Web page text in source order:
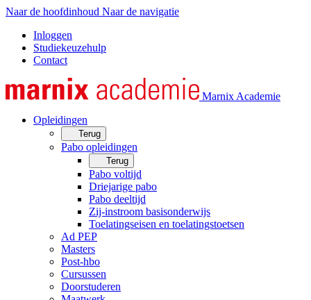
Naar de hoofdinhoud Naar de navigatie
Inloggen
Studiekeuzehulp
Contact
Marnix Academie
Opleidingen
Terug
Pabo opleidingen
Terug
Pabo voltijd
Driejarige pabo
Pabo deeltijd
Zij-instroom basisonderwijs
Toelatingseisen en toelatingstoetsen
Ad PEP
Masters
Post-hbo
Cursussen
Doorstuderen